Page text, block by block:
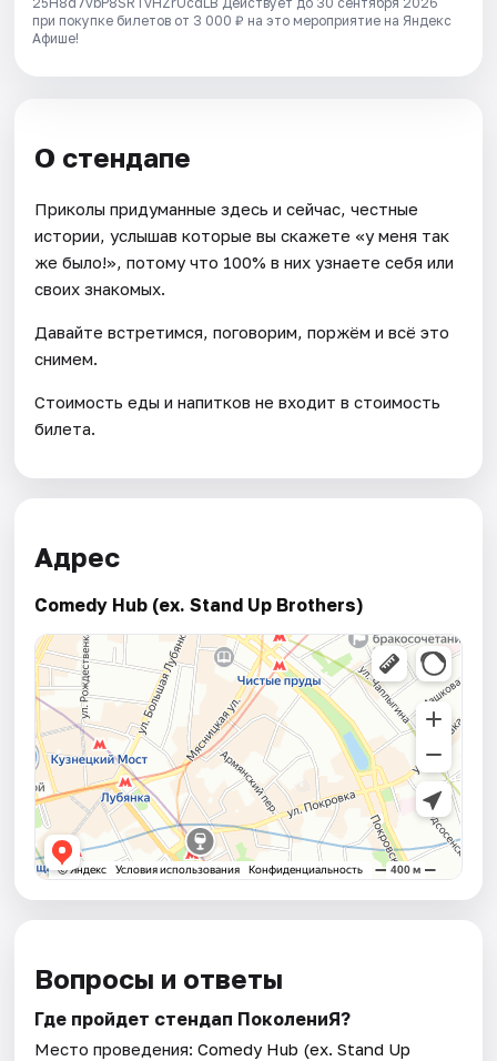
при покупке билетов от 3 000 ₽ на это мероприятие на Яндекс
Афише!
О стендапе
Приколы придуманные здесь и сейчас, честные
истории, услышав которые вы скажете «у меня так
же было!», потому что 100% в них узнаете себя или
своих знакомых.
Давайте встретимся, поговорим, поржём и всё это
снимем.
Стоимость еды и напитков не входит в стоимость
билета.
Адрес
Comedy Hub (ex. Stand Up Brothers)
Вопросы и ответы
Где пройдет стендап ПоколениЯ?
Место проведения:Comedy Hub (ex. Stand Up